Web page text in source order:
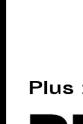
Plus